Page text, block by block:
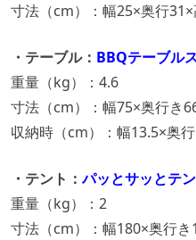
寸法（cm）：幅25×奥行
・テーブル： BBQテーブル
重量（kg）：4.6
寸法（cm）：幅75×奥行き
収納時（cm）：幅13.5×奥
・テント：パッとサッとテ
重量（kg）：2
寸法（cm）：幅180×奥行